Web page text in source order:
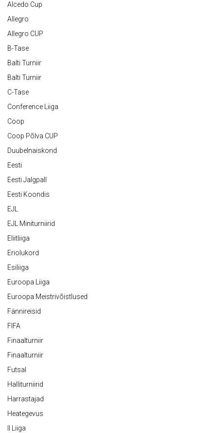
Alcedo Cup
Allegro
Allegro CUP
B-Tase
Balti Turniir
Balti Turniir
C-Tase
Conference Liiga
Coop
Coop Põlva CUP
Duubelnaiskond
Eesti
Eesti Jalgpall
Eesti Koondis
EJL
EJL Miniturniirid
Eliitliiga
Eriolukord
Esiliiga
Euroopa Liiga
Euroopa Meistrivõistlused
Fännireisid
FIFA
Finaalturniir
Finaalturniir
Futsal
Halliturniirid
Harrastajad
Heategevus
II Liiga